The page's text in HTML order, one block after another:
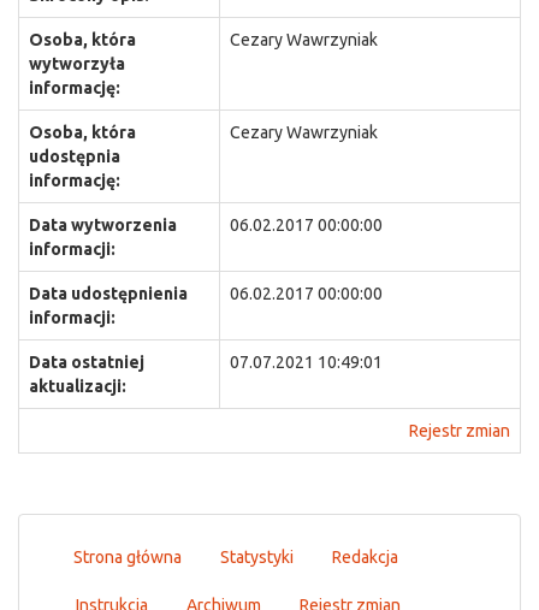
Osoba, która
wytworzyła
informację:
Cezary Wawrzyniak
Osoba, która
udostępnia
informację:
Cezary Wawrzyniak
Data wytworzenia
informacji:
06.02.2017 00:00:00
Data udostępnienia
informacji:
06.02.2017 00:00:00
Data ostatniej
aktualizacji:
07.07.2021 10:49:01
Rejestr zmian
Strona główna Statystyki Redakcja
Instrukcja Archiwum Rejestr zmian